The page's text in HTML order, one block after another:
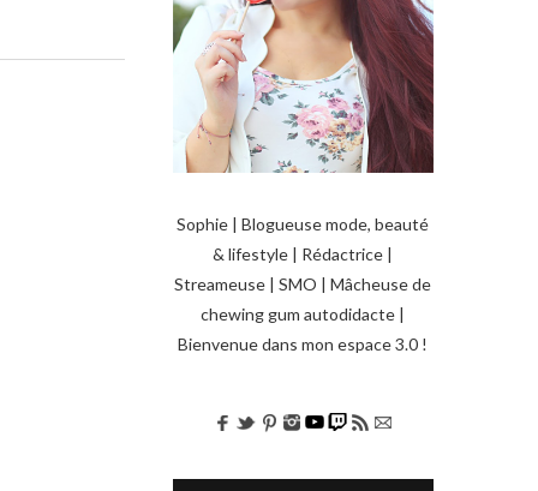
Sophie | Blogueuse mode, beauté
& lifestyle | Rédactrice |
Streameuse | SMO | Mâcheuse de
chewing gum autodidacte |
Bienvenue dans mon espace 3.0 !